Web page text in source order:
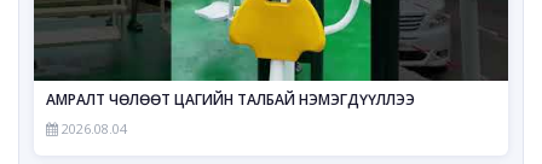
АМРАЛТ ЧӨЛӨӨТ ЦАГИЙН ТАЛБАЙ НЭМЭГДҮҮЛЛЭЭ
2026.08.04